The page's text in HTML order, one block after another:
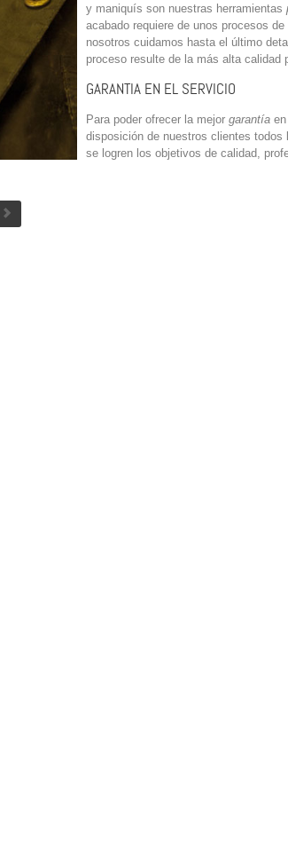
y maniquís son nuestras herramientas
acabado requiere de unos procesos
nosotros cuidamos hasta el último
proceso resulte de la más alta calidad
GARANTIA EN EL SERVICIO
Para poder ofrecer la mejor garantíaen
disposición de nuestros clientes todos
se logren los objetivos de calidad,